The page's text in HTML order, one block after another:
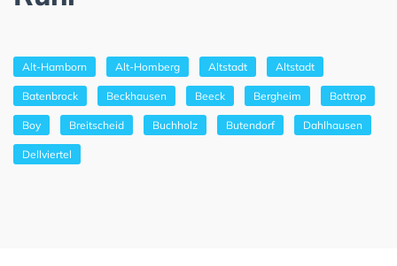
Alt-Hamborn Alt-Homberg Altstadt Altstadt
Batenbrock Beckhausen Beeck Bergheim Bottrop
Boy Breitscheid Buchholz Butendorf Dahlhausen
Dellviertel